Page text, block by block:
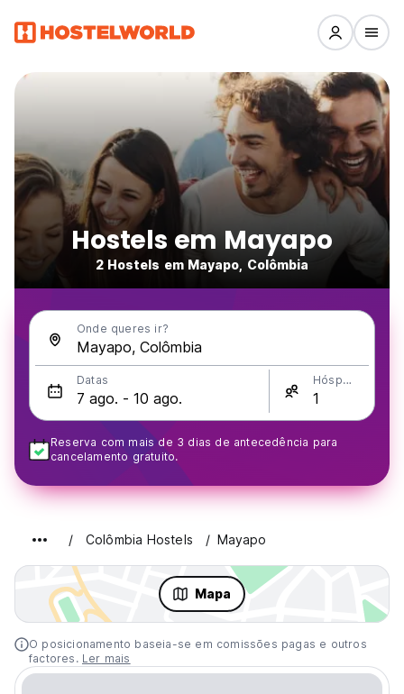
Hostels em Mayapo
2 Hostels em Mayapo, Colômbia
Onde queres ir?
Datas Hóspedes
Reserva com mais de 3 dias de antecedência para
cancelamento gratuito.
Colômbia Hostels Mayapo
Mapa
O posicionamento baseia-se em comissões pagas e outros
factores. Ler mais